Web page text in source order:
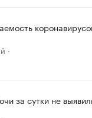
за сутки не